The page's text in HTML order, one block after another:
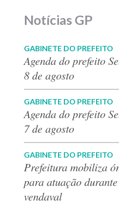
Notícias GP
GABINETE DO PREFEITO
Agenda do prefeito
8 de agosto
GABINETE DO PREFEITO
Agenda do prefeito
7 de agosto
GABINETE DO PREFEITO
Prefeitura mobiliza
para atuação
vendaval